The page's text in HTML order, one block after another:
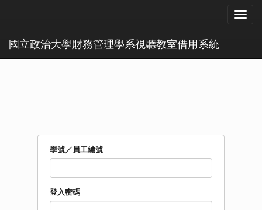
目
國立政治大學財務管理學系視聽教室借用系統
學號／員工編號
登入密碼